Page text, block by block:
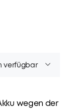
verfügbar
wegen der